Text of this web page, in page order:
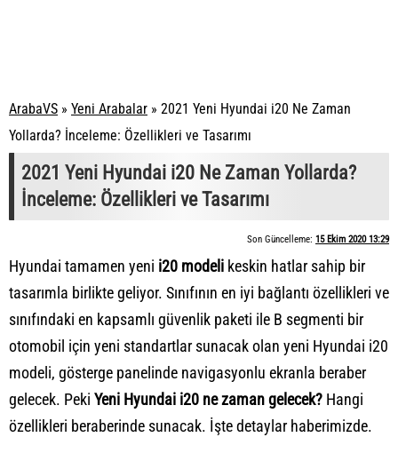
ArabaVS » Yeni Arabalar » 2021 Yeni Hyundai i20 Ne Zaman
Yollarda? İnceleme: Özellikleri ve Tasarımı
2021 Yeni Hyundai i20 Ne Zaman Yollarda?
İnceleme: Özellikleri ve Tasarımı
Son Güncelleme: 15 Ekim 2020 13:29
Hyundai tamamen yeni i20 modeli keskin hatlar sahip bir
tasarımla birlikte geliyor. Sınıfının en iyi bağlantı özellikleri ve
sınıfındaki en kapsamlı güvenlik paketi ile B segmenti bir
otomobil için yeni standartlar sunacak olan yeni Hyundai i20
modeli, gösterge panelinde navigasyonlu ekranla beraber
gelecek. Peki Yeni Hyundai i20 ne zaman gelecek? Hangi
özellikleri beraberinde sunacak. İşte detaylar haberimizde.